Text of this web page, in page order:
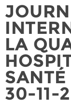
LA
30-11-